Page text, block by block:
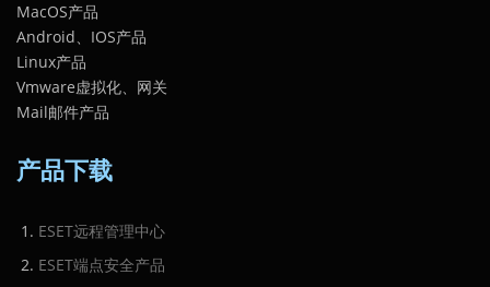
MacOS产品
Android、IOS产品
Linux产品
Vmware虚拟化、网关
Mail邮件产品
产品下载
ESET远程管理中心
ESET端点安全产品